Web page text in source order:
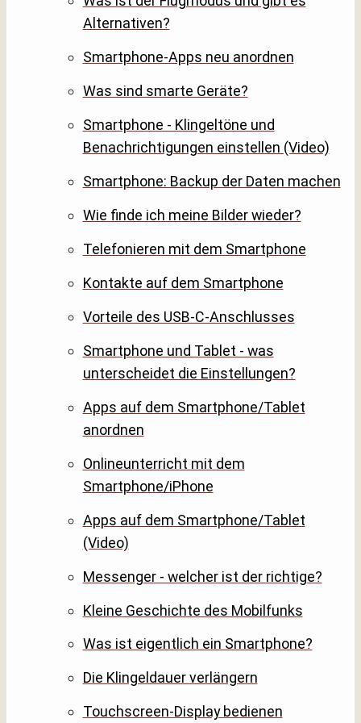
Alternativen?
Smartphone-Apps neu anordnen
Was sind smarte Geräte?
Smartphone - Klingeltöne und
Benachrichtigungen einstellen (Video)
Smartphone: Backup der Daten machen
Wie finde ich meine Bilder wieder?
Telefonieren mit dem Smartphone
Kontakte auf dem Smartphone
Vorteile des USB-C-Anschlusses
Smartphone und Tablet - was
unterscheidet die Einstellungen?
Apps auf dem Smartphone/Tablet
anordnen
Onlineunterricht mit dem
Smartphone/iPhone
Apps auf dem Smartphone/Tablet
(Video)
Messenger - welcher ist der richtige?
Kleine Geschichte des Mobilfunks
Was ist eigentlich ein Smartphone?
Die Klingeldauer verlängern
Touchscreen-Display bedienen